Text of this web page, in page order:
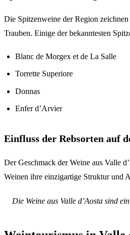
Die Spitzenweine der Region
Trauben. Einige der bekanntesten
Blanc de Morgex et de La Salle
Torrette Superiore
Donnas
Enfer d’Arvier
Einfluss der Rebsorten auf
Der Geschmack der Weine aus Valle
Weinen ihre einzigartige Struktur und
Die Weine aus Valle d’Aosta sind